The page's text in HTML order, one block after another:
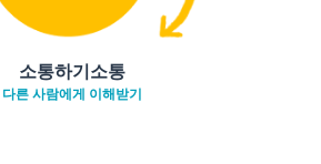
소통하기소통
다른 사람에게 이해받기